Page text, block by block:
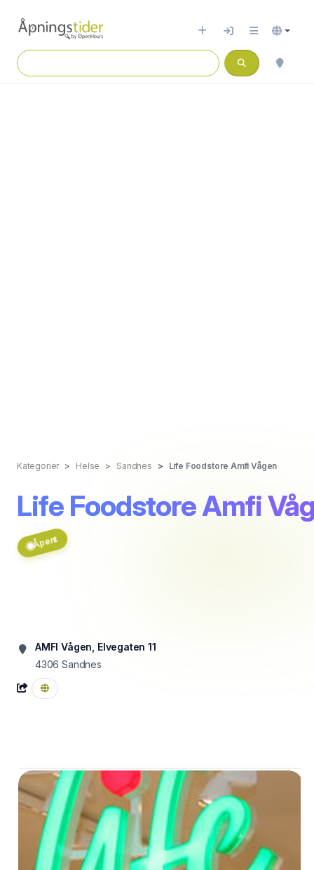
Kategorier Helse Sandnes Life Foodstore Amfi Vågen
Life Foodstore Amfi
Åpent
AMFI Vågen, Elvegaten 11
4306 Sandnes